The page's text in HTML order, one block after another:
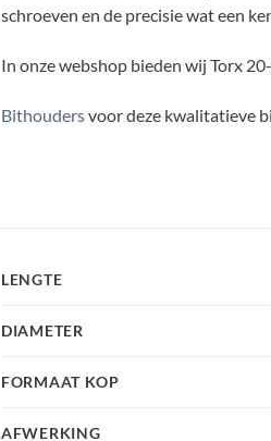
schroeven en de precisie wat een
In onze webshop bieden wij Torx
Bithoudersvoor deze kwalitatieve
LENGTE
DIAMETER
FORMAAT KOP
AFWERKING